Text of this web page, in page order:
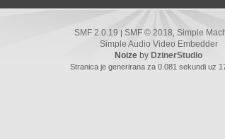
SMF 2.0.19 SMF © 2018 Simple
Simple Audio Video Embedder
Noize by DzinerStudio
Stranica je generirana za 0.081 sekundi uz